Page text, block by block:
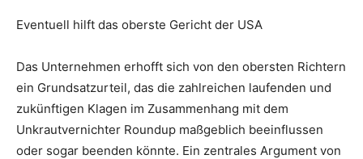
Eventuell hilft das oberste Gericht der USA
Das Unternehmen erhofft sich von den obersten Richtern
ein Grundsatzurteil, das die zahlreichen laufenden und
zukünftigen Klagen im Zusammenhang mit dem
Unkrautvernichter Roundup maßgeblich beeinflussen
oder sogar beenden könnte. Ein zentrales Argument von